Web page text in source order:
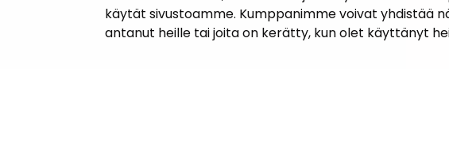
käytät sivustoamme. Kumppanimme voivat yhdistää
antanut heille tai joita on kerätty, kun olet käyttänyt